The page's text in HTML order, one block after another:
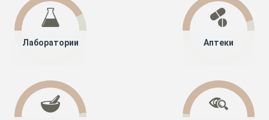
Лаборатории Аптеки